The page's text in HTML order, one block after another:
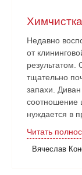
Недавно
от
результатом.
тщательно
запахи.
соотношение
нуждается в
Читать
Вячеслав